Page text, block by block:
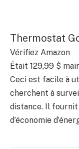
Thermostat
Vérifiez Amazon
Était 129,99 $
Ceci est facile à
cherchent à
distance. Il
d’économie